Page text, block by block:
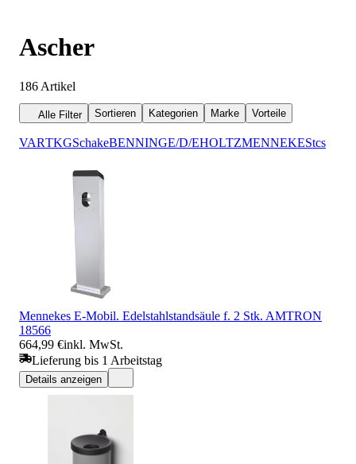
Ascher
186 Artikel
Alle Filter Sortieren Kategorien Marke Vorteile
VARTKGSchakeBENNINGE/D/EHOLTZMENNEKEStcs
Mennekes E-Mobil. Edelstahlstandsäule f. 2 Stk. AMTRON
18566
664,99 €inkl. MwSt.
Lieferung bis 1 Arbeitstag
Details anzeigen